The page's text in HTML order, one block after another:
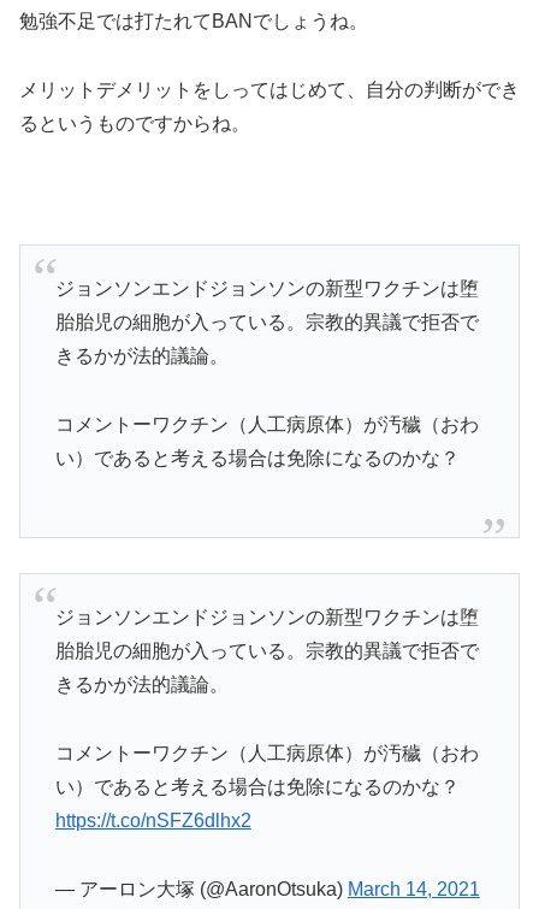
勉強不足では打たれてBANでしょうね。
メリットデメリットをしってはじめて、自分の判断ができ
るというものですからね。
ジョンソンエンドジョンソンの新型ワクチンは堕
胎胎児の細胞が入っている。宗教的異議で拒否で
きるかが法的議論。
コメントーワクチン（人工病原体）が汚穢（おわ
い）であると考える場合は免除になるのかな？
ジョンソンエンドジョンソンの新型ワクチンは堕
胎胎児の細胞が入っている。宗教的異議で拒否で
きるかが法的議論。
コメントーワクチン（人工病原体）が汚穢（おわ
い）であると考える場合は免除になるのかな？
https://t.co/nSFZ6dlhx2
— アーロン大塚 (@AaronOtsuka) March 14, 2021